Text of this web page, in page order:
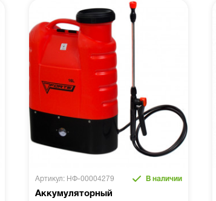
Артикул: НФ-00004279 В наличии
Аккумуляторный